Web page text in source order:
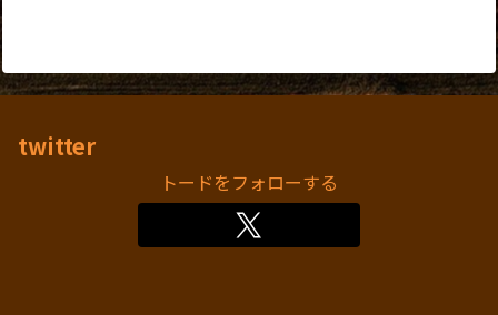
twitter
トードをフォローする